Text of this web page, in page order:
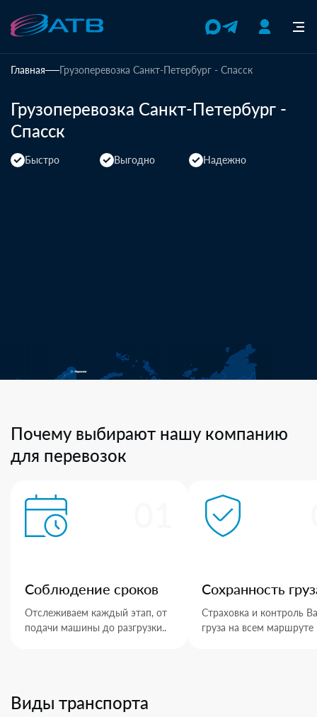
Главная Грузоперевозка Санкт-Петербург - Спасск
Грузоперевозка Санкт-Петербург -
Спасск
Быстро Выгодно Надежно
Почему выбирают нашу компанию
для перевозок
Соблюдение сроков
Отслеживаем каждый этап, от
подачи машины до разгрузки..
Сохранность
Страховка и контроль
груза на всем маршруте
Виды транспорта